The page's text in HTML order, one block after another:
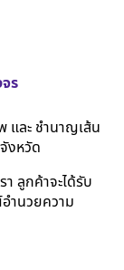
ร
และ ชำนาญเส้น
งหวัด
ลูกค้าจะได้รับ
ำนวยความ